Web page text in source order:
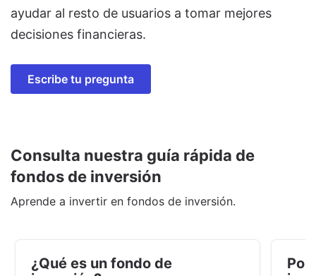
ayudar al resto de usuarios a tomar mejores
decisiones financieras.
Escribe tu pregunta
Consulta nuestra guía rápida de
fondos de inversión
Aprende a invertir en fondos de inversión.
¿Qué es un fondo de
Por